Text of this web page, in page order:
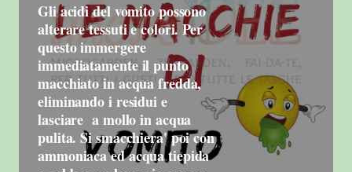
Gli acidi del vomito possono
alterare tessuti e colori. Per
questo immergere
immediatamente il punto
macchiato in acqua fredda,
eliminando i residui e
lasciare a mollo in acqua
pulita. Si smacchiera' poi con
ammoniaca ed acqua tiepida